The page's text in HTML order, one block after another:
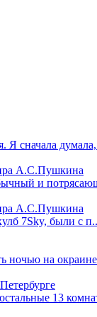
Я сначала
А.С.Пушкина
и
А.С.Пушкина
7Sky, были с
ночью на
13